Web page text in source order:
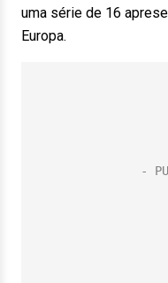
uma série de 16
Europa.